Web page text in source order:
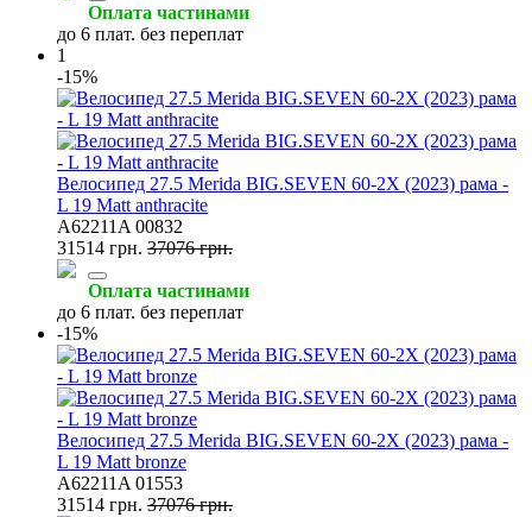
Оплата частинами
до 6 плат. без переплат
1
-15%
Велосипед 27.5 Merida BIG.SEVEN 60-2X (2023) рама -
L 19 Matt anthracite
A62211A 00832
31514 грн. 37076 грн.
Оплата частинами
до 6 плат. без переплат
-15%
Велосипед 27.5 Merida BIG.SEVEN 60-2X (2023) рама -
L 19 Matt bronze
A62211A 01553
31514 грн. 37076 грн.